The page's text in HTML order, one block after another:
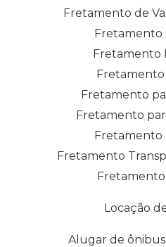
Fretamento de
Fretamento
Fretamento
Fretamento
Fretamento
Fretamento
Fretamento
Fretamento
Locação
Alugar de